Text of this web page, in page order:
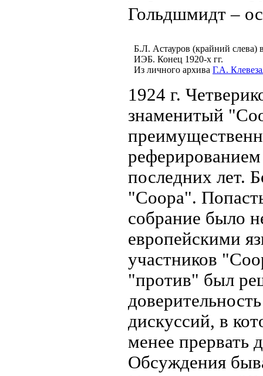
Гольдшмидт –
Б.Л. Астауров (крайний слева)
ИЭБ. Конец 1920-х гг.
Из личного архива Г.А.
1924 г.
знаменитый
последних лет.
"Соора".
собрание было
европейскими
участников
"против" был
дискуссий, в
менее прервать
Обсуждения